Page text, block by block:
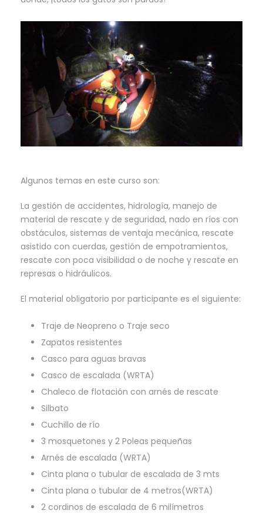
Algunos temas en este curso son:
La gestión de accidentes, hidrología, manejo de
material de rescate y de seguridad, nado en ríos con
obstáculos, sistemas de ventaja mecánica, rescate
asistido con cuerdas, gestión de empotramientos,
rescate con poca visibilidad o de noche y rescate en
represas o hidráulicos.
El material obligatorio por participante es el siguiente:
Traje de Neopreno o Traje seco
Zapatos resistentes
Casco para aguas bravas
Casco de escalada (WRTA)
Chaleco de flotación con arnés de rescate
Silbato
Cuchillo de río
3 mosquetones y 2 Poleas pequeñas
Arnés de escalada (WRTA)
Cinta plana o tubular de escalada de 3 mts
Cinta plana o tubular de 4 metros(WRTA)
2 cordinos de escalada de 6 milímetros